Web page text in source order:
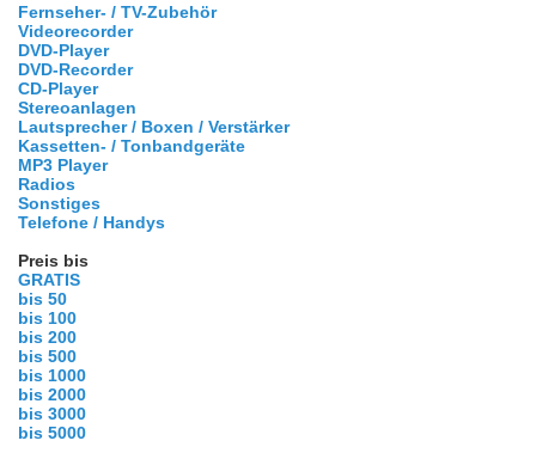
Fernseher- / TV-Zubehör
Videorecorder
DVD-Player
DVD-Recorder
CD-Player
Stereoanlagen
Lautsprecher / Boxen / Verstärker
Kassetten- / Tonbandgeräte
MP3 Player
Radios
Sonstiges
Telefone / Handys
Preis bis
GRATIS
bis 50
bis 100
bis 200
bis 500
bis 1000
bis 2000
bis 3000
bis 5000